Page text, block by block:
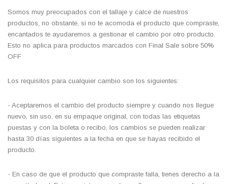
Somos muy preocupados con el tallaje y calce de nuestros
productos, no obstante, si no te acomoda el producto que compraste,
encantados te ayudaremos a gestionar el cambio por otro producto.
Esto no aplica para productos marcados con Final Sale sobre 50%
OFF
Los requisitos para cualquier cambio son los siguientes:
- Aceptaremos el cambio del producto siempre y cuando nos llegue
nuevo, sin uso, en su empaque original, con todas las etiquetas
puestas y con la boleta o recibo, los cambios se pueden realizar
hasta 30 días siguientes a la fecha en que se hayas recibido el
producto.
- En caso de que el producto que compraste falla, tienes derecho a la